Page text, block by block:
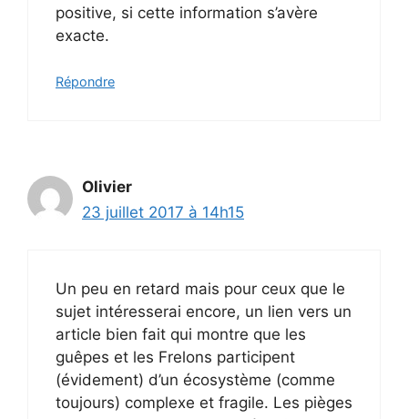
positive, si cette information s’avère
exacte.
Répondre
Olivier
23 juillet 2017 à 14h15
Un peu en retard mais pour ceux que le
sujet intéresserai encore, un lien vers un
article bien fait qui montre que les
guêpes et les Frelons participent
(évidement) d’un écosystème (comme
toujours) complexe et fragile. Les pièges